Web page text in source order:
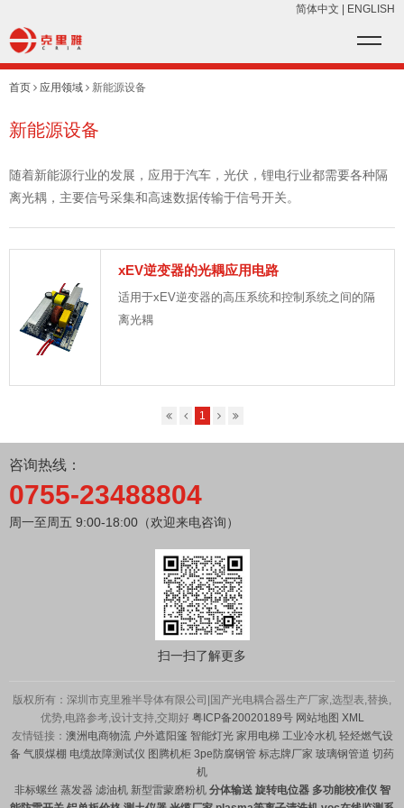
简体中文 ENGLISH
首页 应用领域 新能源设备
新能源设备
随着新能源行业的发展，应用于汽车，光伏，锂电行业都需要各种隔
离光耦，主要信号采集和高速数据传输于信号开关。
xEV逆变器的光耦应用电路
适用于xEV逆变器的高压系统和控制系统之间的隔
离光耦
1
咨询热线：
0755-23488804
周一至周五 9:00-18:00（欢迎来电咨询）
扫一扫了解更多
版权所有：深圳市克里雅半导体有限公司|国产光电耦合器生产厂家,选型表,替换,
优势,电路参考,设计支持,交期好 粤ICP备20020189号 网站地图 XML
友情链接： 澳洲电商物流 户外遮阳篷 智能灯光家用电梯 工业冷水机 轻烃燃气设
备 气膜煤棚 电缆故障测试仪 图腾机柜 3pe防腐钢管 标志牌厂家 玻璃钢管道 切药
机
非标螺丝 蒸发器 滤油机 新型雷蒙磨粉机 分体输送旋转电位器 多功能校准仪 智